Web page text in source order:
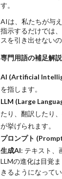
す。
AIは、私たちが与
指示するだけでは
スを引き出せない
専門用語の補足解説
AI (Artificial
を指します。
LLM (Large
たり、翻訳したり
が挙げられます。
プロンプト
生成AI: テキスト、
LLMの進化は目覚
きるようになって